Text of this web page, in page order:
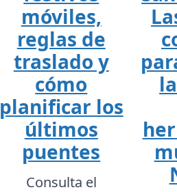
móviles,
reglas de
traslado y
cómo
planificar los
últimos
puentes
Consulta el